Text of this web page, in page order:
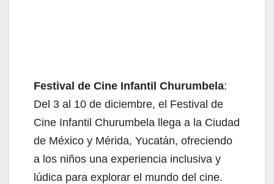
Festival de Cine Infantil Churumbela:
Del 3 al 10 de diciembre, el Festival de
Cine Infantil Churumbela llega a la Ciudad
de México y Mérida, Yucatán, ofreciendo
a los niños una experiencia inclusiva y
lúdica para explorar el mundo del cine.